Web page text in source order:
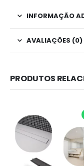
INFORMAÇÃO
AVALIAÇÕES (0)
PRODUTOS